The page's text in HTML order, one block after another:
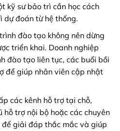
kỹ sư bảo trì cần học cách
dự đoán từ hệ thống.
đào tạo không nên dừng
triển khai. Doanh nghiệp
đào tạo liên tục, các buổi bồi
để giúp nhân viên cập nhật
các kênh hỗ trợ tại chỗ,
hỗ trợ nội bộ hoặc các chuyên
giải đáp thắc mắc và giúp